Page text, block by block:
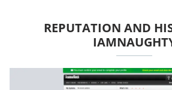
REPUTATION AND